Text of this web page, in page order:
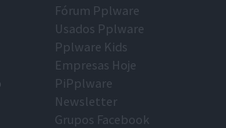
Fórum Pplware
Usados Pplware
Pplware Kids
Empresas Hoje
PiPplware
Newsletter
Grupos Facebook